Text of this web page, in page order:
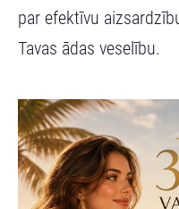
par efektīvu
Tavas ādas veselību.